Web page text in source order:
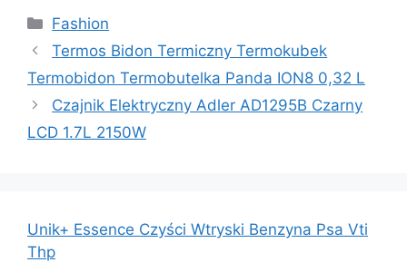
Kategorie
Fashion
Termos Bidon Termiczny Termokubek
Termobidon Termobutelka Panda ION8 0,32 L
Czajnik Elektryczny Adler AD1295B Czarny
LCD 1.7L 2150W
Unik+ Essence Czyści Wtryski Benzyna Psa Vti
Thp